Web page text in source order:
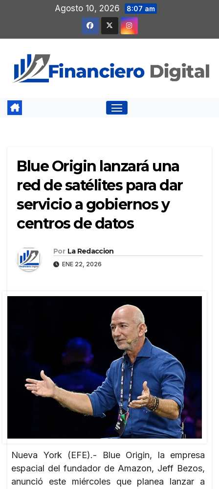
contenido
Agosto 10, 2026 8:07 am
Blue Origin lanzará una
red de satélites para dar
servicio a gobiernos y
centros de datos
Por La Redaccion
ENE 22, 2026
Nueva York (EFE).- Blue Origin, la empresa
espacial del fundador de Amazon, Jeff Bezos,
anunció este miércoles que planea lanzar a